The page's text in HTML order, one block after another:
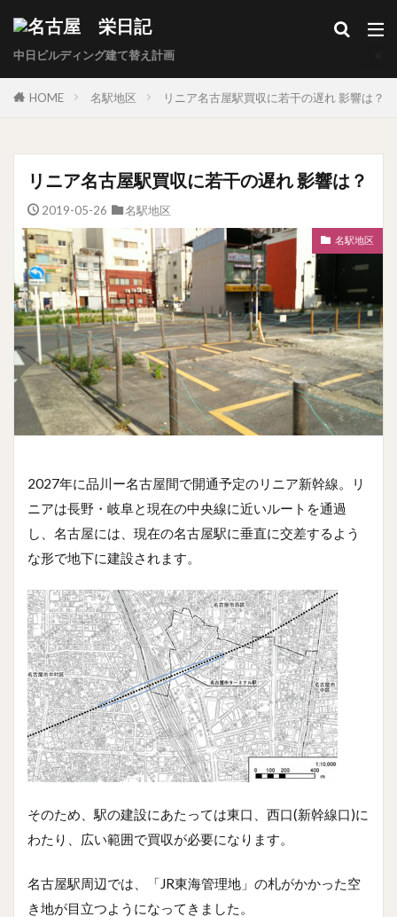
中日ビルディング建て替え計画
HOME 名駅地区 リニア名古屋駅買収に若干の遅れ 影響は？
リニア名古屋駅買収に若干の遅れ 影響は？
2019-05-26 名駅地区
名駅地区
2027年に品川ー名古屋間で開通予定のリニア新幹線。リ
ニアは長野・岐阜と現在の中央線に近いルートを通過
し、名古屋には、現在の名古屋駅に垂直に交差するよう
な形で地下に建設されます。
そのため、駅の建設にあたっては東口、西口(新幹線口)に
わたり、広い範囲で買収が必要になります。
名古屋駅周辺では、「JR東海管理地」の札がかかった空
き地が目立つようになってきました。